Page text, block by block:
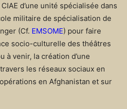
d’une unité spécialisée dans
militaire de spécialisation de
(Cf. EMSOME) pour faire
socio-culturelle des théâtres
à venir, la création d’une
les réseaux sociaux en
en Afghanistan et sur